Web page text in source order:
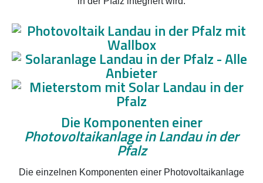
Die Komponenten einer
Photovoltaikanlage in Landau in der
Pfalz
Die einzelnen Komponenten einer Photovoltaikanlage